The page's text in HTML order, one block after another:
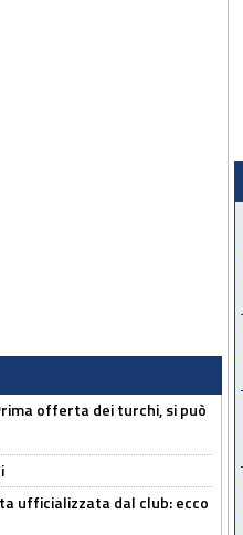
offerta dei turchi, si può
ufficializzata dal club: ecco